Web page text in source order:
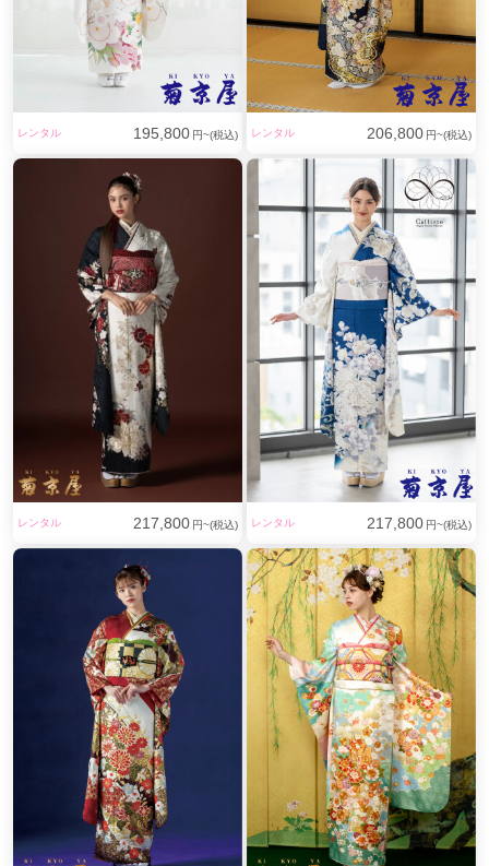
エメグリーンの美しい色彩と豪華金駒刺繡
レンタル 195,800 円~(税込) レンタル 206,800 円~(税込)
レンタル 217,800 円~(税込) レンタル 217,800 円~(税込)